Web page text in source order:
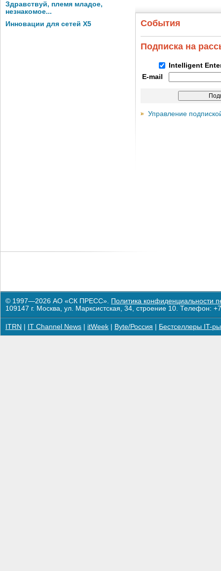
Здравствуй, племя младое,
незнакомое...
Инновации для сетей X5
События
Подписка на
Intelligent
E-mail
Управление
© 1997—2026 АО «СК ПРЕСС». Политика конфиденциальности
109147 г. Москва, ул. Марксистская, 34, строение 10. Телефон:
ITRN IT Channel News itWeek Byte/Россия Бестселлеры IT-